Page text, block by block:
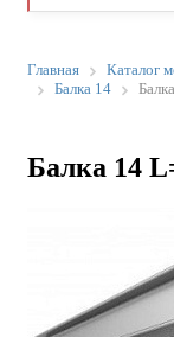
Главная Каталог
Балка 14
Балка 14